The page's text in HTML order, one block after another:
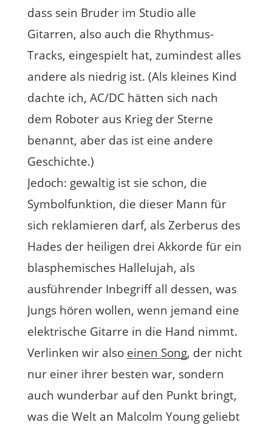
dass sein Bruder im Studio alle
Gitarren, also auch die Rhythmus-
Tracks, eingespielt hat, zumindest alles
andere als niedrig ist. (Als kleines Kind
dachte ich, AC/DC hätten sich nach
dem Roboter aus Krieg der Sterne
benannt, aber das ist eine andere
Geschichte.)
Jedoch: gewaltig ist sie schon, die
Symbolfunktion, die dieser Mann für
sich reklamieren darf, als Zerberus des
Hades der heiligen drei Akkorde für ein
blasphemisches Hallelujah, als
ausführender Inbegriff all dessen, was
Jungs hören wollen, wenn jemand eine
elektrische Gitarre in die Hand nimmt.
Verlinken wir also einen Song, der nicht
nur einer ihrer besten war, sondern
auch wunderbar auf den Punkt bringt,
was die Welt an Malcolm Young geliebt